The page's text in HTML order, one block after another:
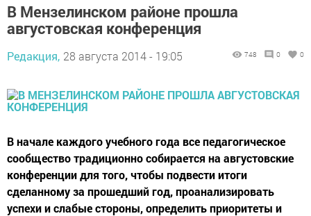
В Мензелинском районе прошла
августовская конференция
Редакция, 28 августа 2014 - 19:05 748 0 0
В начале каждого учебного года все педагогическое
сообщество традиционно собирается на августовские
конференции для того, чтобы подвести итоги
сделанному за прошедший год, проанализировать
успехи и слабые стороны, определить приоритеты и